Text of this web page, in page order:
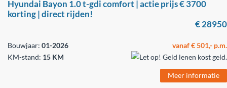
Hyundai Bayon 1.0 t-gdi comfort | actie prijs € 3700
korting | direct rijden!
€ 28950
Bouwjaar: 01-2026
KM-stand: 15 KM
vanaf € 501,- p.m.
Meer informatie